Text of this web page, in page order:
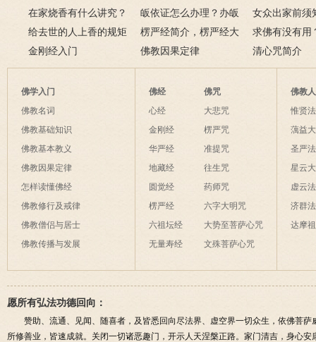
三宝又是什么意思？
十二条诀窍
在家烧香有什么讲究？
一些禁忌千万不要触
碰！
皈依证怎么办理？办皈
依证后的忌讳是什么？
女众出家前须
只有一次出家
给去世的人上香的规矩
楞严经简介，楞严经大
致在讲什么？
求佛有没有用
说佛菩萨可以
金刚经入门 佛教因果定律 清心咒简介
佛学入门
佛教名词
佛教基础知识
佛教基本教义
佛教因果定律
怎样读懂佛经
佛教修行及戒律
佛教僧侣与居士
佛教传播与发展
佛经
心经
金刚经
华严经
地藏经
圆觉经
楞严经
六祖坛经
无量寿经
佛咒
大悲咒
楞严咒
准提咒
往生咒
药师咒
六字大明咒
大势至菩萨心咒
文殊菩萨心咒
佛教
惟贤
蕅益
圣严
星云
虚云
济群
达摩
愿所有弘法功德回向：
赞助、流通、见闻、随喜者，及皆悉回向尽法界、虚空界一切众生，依佛菩
所修善业，皆速成就。关闭一切诸恶趣门，开示人天涅槃正路。家门清吉，身心